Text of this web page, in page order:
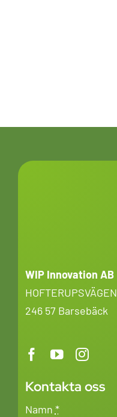
WIP Innovation AB
HOFTERUPSVÄGEN
246 57 Barsebäck
Kontakta oss
Namn *